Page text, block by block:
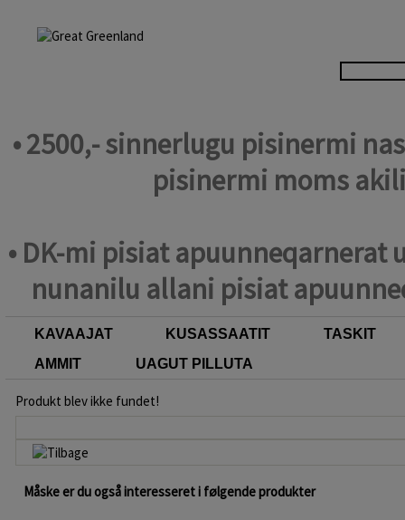
• 2500,- sinnerlugu pisinermi
pisinermi moms
• DK-mi pisiat
nunanilu allani pisiat
KAVAAJAT KUSASSAATIT
TASKIT
AMMIT
UAGUT PILLUTA
Produkt blev ikke fundet!
Måske er du også interesseret i følgende produkter